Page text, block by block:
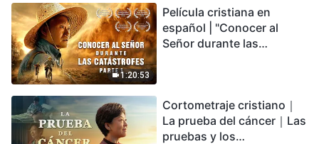
podemos sobrevivir?
1:20:53
Película cristiana en
español | "Conocer al
Señor durante las
encontrarás refugio?
Cortometraje cristiano｜
La prueba del cáncer｜Las
pruebas y los